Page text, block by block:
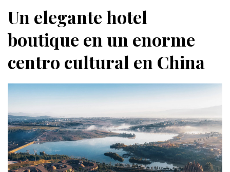
Un elegante hotel
boutique en un enorme
centro cultural en China